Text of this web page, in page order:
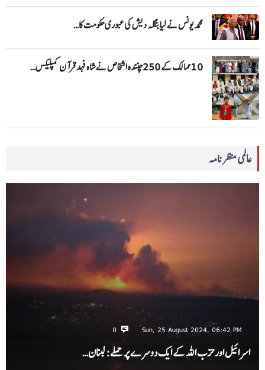
محمد یونس نے لیا بنگلہ دیش کی عبوری حکومت کا…
10 ممالک کے 250چنندہ اشخاص نے شاہ فہد قرآن کمپلیکس…
عالمی منظرنامہ
Sun, 25 August 2024, 06:42 PM
0
اسرائیل اور حزب اللہ کے ایک دوسرے پر حملے: لبنان…